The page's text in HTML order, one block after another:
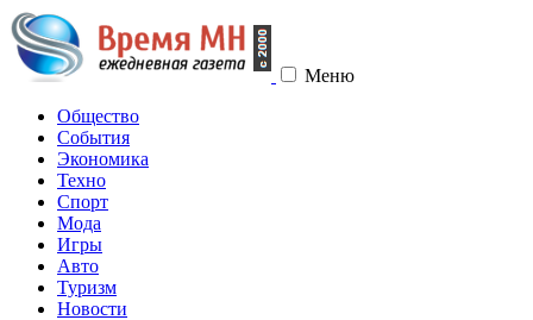
Меню
Общество
События
Экономика
Техно
Спорт
Мода
Игры
Авто
Туризм
Новости